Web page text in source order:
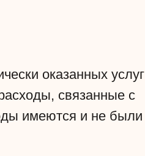
оказанных услуг
связанные с
имеются и не были